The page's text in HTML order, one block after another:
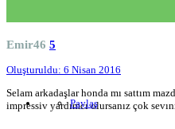
Emir46 5
Oluşturuldu: 6 Nisan 2016
Paylaş
Selam arkadaşlar honda mı sattım
impressiv yardımcı olursanız çok